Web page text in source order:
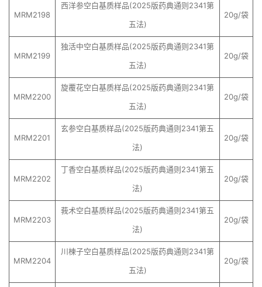
MRM2198
西洋参空白基质样品(2025版药典通则2341第
五法)
20g/袋
MRM2199
独活中空白基质样品(2025版药典通则2341第
五法)
20g/袋
MRM2200
旋覆花空白基质样品(2025版药典通则2341第
五法)
20g/袋
MRM2201
玄参空白基质样品(2025版药典通则2341第五
法)
20g/袋
MRM2202
丁香空白基质样品(2025版药典通则2341第五
法)
20g/袋
MRM2203
莪术空白基质样品(2025版药典通则2341第五
法)
20g/袋
MRM2204
川楝子空白基质样品(2025版药典通则2341第
五法)
20g/袋